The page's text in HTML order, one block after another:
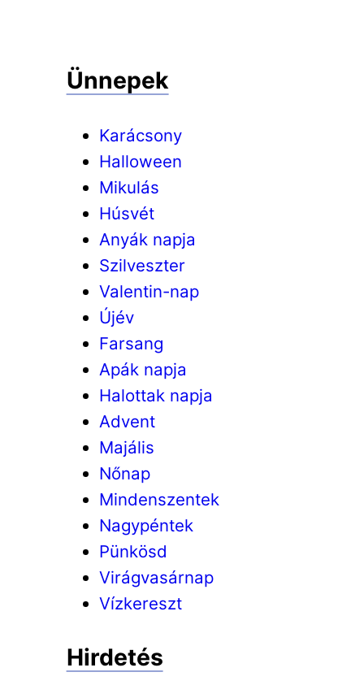
Ünnepek
Karácsony
Halloween
Mikulás
Húsvét
Anyák napja
Szilveszter
Valentin-nap
Újév
Farsang
Apák napja
Halottak napja
Advent
Majális
Nőnap
Mindenszentek
Nagypéntek
Pünkösd
Virágvasárnap
Vízkereszt
Hirdetés